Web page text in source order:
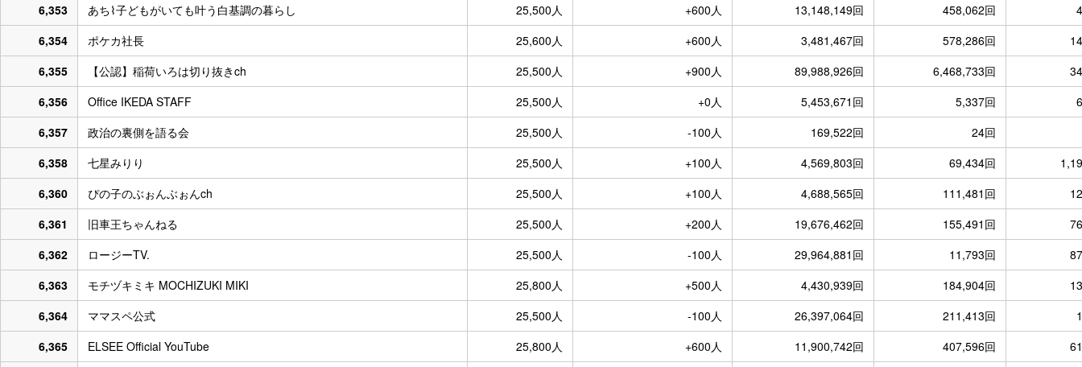
6,353
あち⌇子どもがいても叶う白基調の暮らし 25,500人 +600人 13,148,149回 458,062回
6,354
ポケカ社長 25,600人 +600人 3,481,467回 578,286回
6,355
【公認】稲荷いろは切り抜きch 25,500人 +900人 89,988,926回 6,468,733回
6,356
Office IKEDA STAFF 25,500人 +0人 5,453,671回 5,337回
6,357
政治の裏側を語る会 25,500人 -100人 169,522回
24回
6,358
七星みりり 25,500人 +100人 4,569,803回 69,434回
6,360
ぴの子のぶぉんぶぉんch 25,500人 +100人 4,688,565回 111,481回
6,361
旧車王ちゃんねる 25,500人 +200人 19,676,462回 155,491回
6,362
ロージーTV. 25,500人 -100人 29,964,881回 11,793回
6,363
モチヅキミキ MOCHIZUKI MIKI 25,800人 +500人 4,430,939回 184,904回
6,364
ママスペ公式 25,500人 -100人 26,397,064回 211,413回
6,365
ELSEE Official YouTube 25,800人 +600人 11,900,742回 407,596回